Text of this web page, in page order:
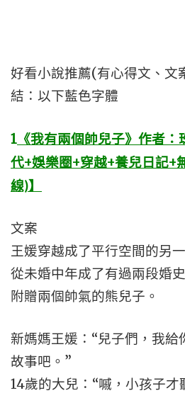
好看小說推薦(有心得文、文
結：以下藍色字體
1 《我有兩個帥兒子》作者
代+娛樂圈+穿越+養兒日記+
線)】
文案
王媛穿越成了平行空間的另一
從未婚中年成了有過兩段婚
附贈兩個帥氣的熊兒子。
新媽媽王媛：“兒子們，我給
故事吧。”
14歲的大兒：“嘁，小孩子